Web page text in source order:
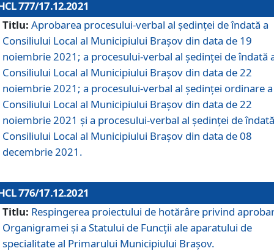
777/17.12.2021
Titlu: Aprobarea procesului-verbal al şedinţei de îndată a
Consiliului Local al Municipiului Braşov din data de 19
noiembrie 2021; a procesului-verbal al şedinţei de îndată
Consiliului Local al Municipiului Braşov din data de 22
noiembrie 2021; a procesului-verbal al şedinţei ordinare a
Consiliului Local al Municipiului Braşov din data de 22
noiembrie 2021 și a procesului-verbal al şedinţei de
Consiliului Local al Municipiului Braşov din data de 08
decembrie 2021.
776/17.12.2021
Titlu: Respingerea proiectului de hotărâre privind
Organigramei şi a Statului de Funcţii ale aparatului de
specialitate al Primarului Municipiului Braşov.